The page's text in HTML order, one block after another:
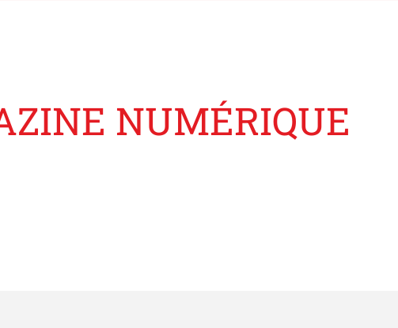
NUMÉRIQUE